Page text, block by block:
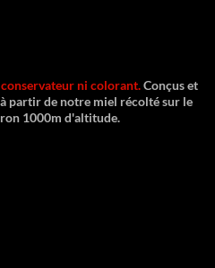
ni colorant.Conçus et
partir de notre miel récolté sur le
1000m d'altitude.